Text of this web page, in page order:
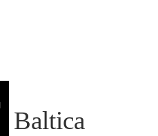
Baltica